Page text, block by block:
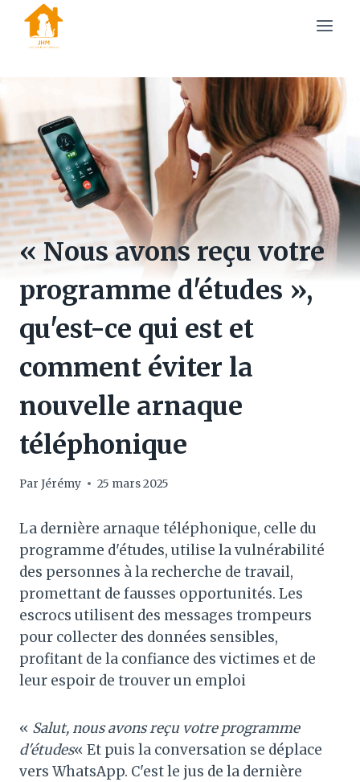
content
« Nous avons reçu votre
programme d'études »,
qu'est-ce qui est et
comment éviter la
nouvelle arnaque
téléphonique
Par Jérémy 25 mars 2025
La dernière arnaque téléphonique, celle du
programme d'études, utilise la vulnérabilité
des personnes à la recherche de travail,
promettant de fausses opportunités. Les
escrocs utilisent des messages trompeurs
pour collecter des données sensibles,
profitant de la confiance des victimes et de
leur espoir de trouver un emploi
« Salut, nous avons reçu votre programme
d'études« Et puis la conversation se déplace
vers WhatsApp. C'est le jus de la dernière